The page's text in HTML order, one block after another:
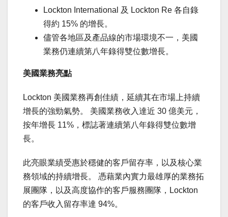
Lockton International 及 Lockton Re 各自錄
得約 15% 的增長。
儘管各地區及產品線的市場環境不一，美國
業務仍連續第八年錄得雙位數增長。
美國業務亮點
Lockton 美國業務再創佳績，延續其在市場上持續
增長的強勁氣勢。 美國業務收入達近 30 億美元，
按年增長 11%，標誌著連續第八年錄得雙位數增
長。
此亮眼業績受惠於穩健的客戶留存率，以及核心業
務領域的持續增長。 憑藉業內實力最雄厚的業務拓
展團隊，以及高度協作的客戶服務團隊，Lockton
的客戶收入留存率達 94%。